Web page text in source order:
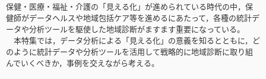
保健・医療・福祉・介護の「見える化」が進められている時代の中，保
健師がデータヘルスや地域包括ケア等を進めるにあたって，各種の統計デ
ータや分析ツールを駆使した地域診断がますます重要になっている。
本特集では，データ分析による「見える化」の意義を知るとともに，ど
のように統計データや分析ツールを活用して戦略的に地域診断に取り組
んでいくべきか，事例を交えながら考える。